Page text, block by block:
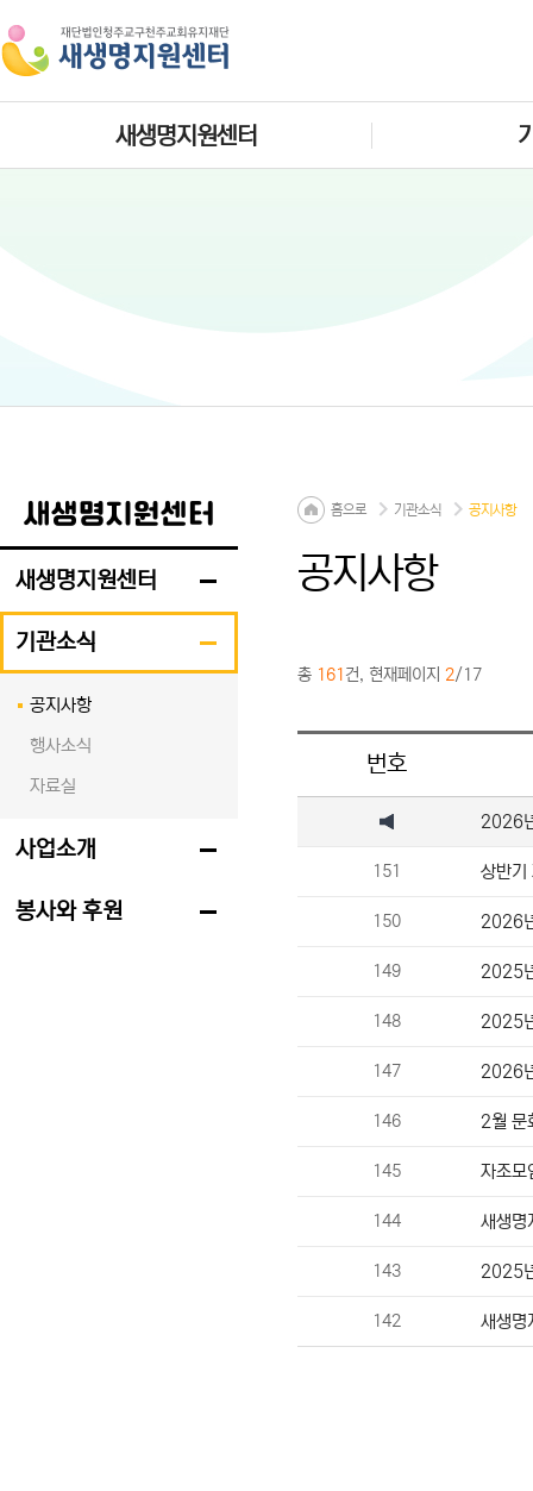
새생명지원센터
새생명지원센터
새생명지원센터
기관소식
공지사항
행사소식
자료실
사업소개
봉사와 후원
홈으로 기관소식 공지사항
공지사항
총 161 건, 현재페이지 2/17
번호
2026
151 상반기
150 2026
149 2025
148 2025
147 2026
146 2월 문
145 자조모
144 새생명
143 2025
142 새생명